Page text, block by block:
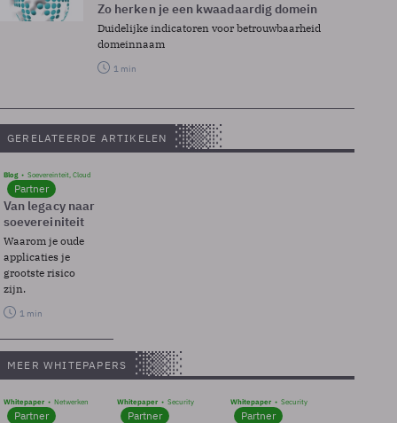
Zo herken je een kwaadaardig domein
Duidelijke indicatoren voor betrouwbaarheid
domeinnaam
1 min
GERELATEERDE ARTIKELEN
Blog Soevereinteit, Cloud
Partner
Van legacy naar
soevereiniteit
Waarom je oude
applicaties je
grootste risico
zijn.
1 min
MEER WHITEPAPERS
Whitepaper Netwerken
Partner
Whitepaper Security
Partner
Whitepaper Security
Partner